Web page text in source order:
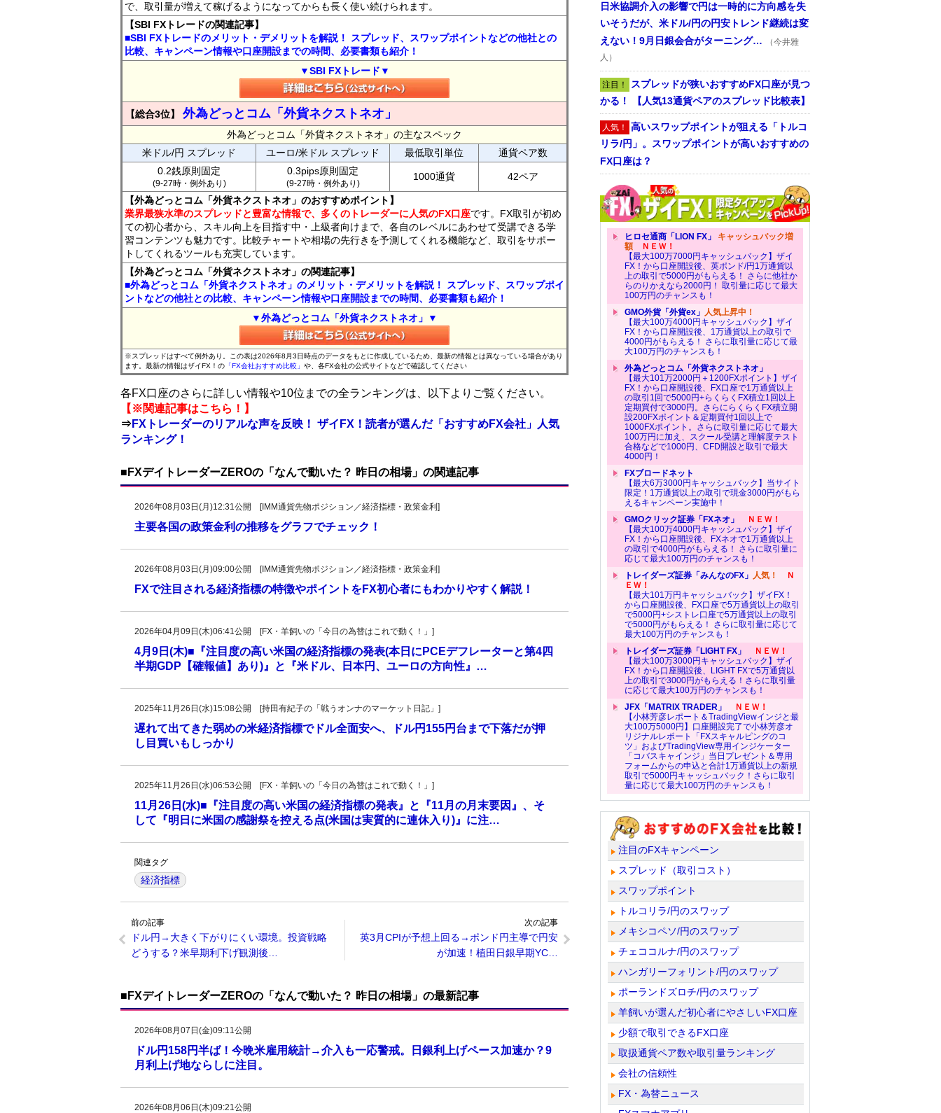
で、取引量が増えて稼げるようになってからも長く使い続けられます。
【SBI FXトレードの関連記事】
■SBI FXトレードのメリット・デメリットを解説！ スプレッド、スワップポイントなどの他社との
比較、キャンペーン情報や口座開設までの時間、必要書類も紹介！
▼SBI FXトレード▼
【総合3位】 外為どっとコム「外貨ネクストネオ」
外為どっとコム「外貨ネクストネオ」の主なスペック
米ドル/円 スプレッド
ユーロ/米ドル スプレッド 最低取引単位
通貨ペア数
0.2銭原則固定
(9-27時・例外あり)
0.3pips原則固定
(9-27時・例外あり)
1000通貨 42ペア
【外為どっとコム「外貨ネクストネオ」のおすすめポイント】
業界最狭水準のスプレッドと豊富な情報で、多くのトレーダーに人気のFX口座です。FX取引が初め
ての初心者から、スキル向上を目指す中・上級者向けまで、各自のレベルにあわせて受講できる学
習コンテンツも魅力です。比較チャートや相場の先行きを予測してくれる機能など、取引をサポー
トしてくれるツールも充実しています。
【外為どっとコム「外貨ネクストネオ」の関連記事】
■外為どっとコム「外貨ネクストネオ」のメリット・デメリットを解説！ スプレッド、スワップポイ
ントなどの他社との比較、キャンペーン情報や口座開設までの時間、必要書類も紹介！
▼外為どっとコム「外貨ネクストネオ」▼
※スプレッドはすべて例外あり。この表は2026年8月3日時点のデータをもとに作成しているため、最新の情報とは異なっている場合があり
ます。最新の情報はザイFX！の 「FX会社おすすめ比較」 や、各FX会社の公式サイトなどで確認してください
各FX口座のさらに詳しい情報や10位までの全ランキングは、以下よりご覧ください。
【※関連記事はこちら！】
⇒FXトレーダーのリアルな声を反映！ ザイFX！読者が選んだ「おすすめFX会社」人気
ランキング！
■FXデイトレーダーZEROの「なんで動いた？ 昨日の相場」の関連記事
2026年08月03日(月)12:31公開 [IMM通貨先物ポジション／経済指標・政策金利]
主要各国の政策金利の推移をグラフでチェック！
2026年08月03日(月)09:00公開 [IMM通貨先物ポジション／経済指標・政策金利]
FXで注目される経済指標の特徴やポイントをFX初心者にもわかりやすく解説！
2026年04月09日(木)06:41公開 [FX・羊飼いの「今日の為替はこれで動く！」]
4月9日(木)■『注目度の高い米国の経済指標の発表(本日にPCEデフレーターと第4四
半期GDP【確報値】あり)』と『米ドル、日本円、ユーロの方向性』…
2025年11月26日(水)15:08公開 [持田有紀子の「戦うオンナのマーケット日記」]
遅れて出てきた弱めの米経済指標でドル全面安へ、ドル円155円台まで下落だが押
し目買いもしっかり
2025年11月26日(水)06:53公開 [FX・羊飼いの「今日の為替はこれで動く！」]
11月26日(水)■『注目度の高い米国の経済指標の発表』と『11月の月末要因』、そ
して『明日に米国の感謝祭を控える点(米国は実質的に連休入り)』に注…
関連タグ
経済指標
前の記事
ドル円→大きく下がりにくい環境。投資戦略
どうする？米早期利下げ観測後…
次の記事
英3月CPIが予想上回る→ポンド円主導で円安
が加速！植田日銀早期YC…
■FXデイトレーダーZEROの「なんで動いた？ 昨日の相場」の最新記事
2026年08月07日(金)09:11公開
ドル円158円半ば！今晩米雇用統計→介入も一応警戒。日銀利上げペース加速か？9
月利上げ地ならしに注目。
2026年08月06日(木)09:21公開
日米協調介入の影響で円は一時的に方向感を失
いそうだが、米ドル/円の円安トレンド継続は変
えない！9月日銀会合がターニング…
（今井雅
人）
注目！ スプレッドが狭いおすすめFX口座が見つ
かる！ 【人気13通貨ペアのスプレッド比較表】
人気！ 高いスワップポイントが狙える「トルコ
リラ/円」。スワップポイントが高いおすすめの
FX口座は？
ヒロセ通商「LION FX」 キャッシュバック増
額ＮＥＷ！
【最大100万7000円キャッシュバック】ザイ
FX！から口座開設後、英ポンド/円1万通貨以
上の取引で5000円がもらえる！ さらに他社か
らのりかえなら2000円！ 取引量に応じて最大
100万円のチャンスも！
GMO外貨「外貨ex」 人気上昇中！
【最大100万4000円キャッシュバック】ザイ
FX！から口座開設後、1万通貨以上の取引で
4000円がもらえる！ さらに取引量に応じて最
大100万円のチャンスも！
外為どっとコム「外貨ネクストネオ」
【最大101万2000円＋1200FXポイント】ザイ
FX！から口座開設後、FX口座で1万通貨以上
の取引1回で5000円+らくらくFX積立1回以上
定期買付で3000円。さらにらくらくFX積立開
設200FXポイント＆定期買付1回以上で
1000FXポイント。さらに取引量に応じて最大
100万円に加え、スクール受講と理解度テスト
合格などで1000円、CFD開設と取引で最大
4000円！
FXブロードネット
【最大6万3000円キャッシュバック】当サイト
限定！1万通貨以上の取引で現金3000円がもら
えるキャンペーン実施中！
GMOクリック証券「FXネオ」
ＮＥＷ！
【最大100万4000円キャッシュバック】ザイ
FX！から口座開設後、FXネオで1万通貨以上
の取引で4000円がもらえる！ さらに取引量に
応じて最大100万円のチャンスも！
トレイダーズ証券「みんなのFX」 人気！
Ｎ
ＥＷ！
【最大101万円キャッシュバック】ザイFX！
から口座開設後、FX口座で5万通貨以上の取引
で5000円+シストレ口座で5万通貨以上の取引
で5000円がもらえる！ さらに取引量に応じて
最大100万円のチャンスも！
トレイダーズ証券「LIGHT FX」
ＮＥＷ！
【最大100万3000円キャッシュバック】ザイ
FX！から口座開設後、LIGHT FXで5万通貨以
上の取引で3000円がもらえる！さらに取引量
に応じて最大100万円のチャンスも！
JFX「MATRIX TRADER」
ＮＥＷ！
【小林芳彦レポート＆TradingViewインジと最
大100万5000円】口座開設完了で小林芳彦オ
リジナルレポート「FXスキャルピングのコ
ツ」およびTradingView専用インジケーター
「コバスキャインジ」当日プレゼント＆専用
フォームからの申込と合計1万通貨以上の新規
取引で5000円キャッシュバック！さらに取引
量に応じて最大100万円のチャンスも！
注目のFXキャンペーン
スプレッド（取引コスト）
スワップポイント
トルコリラ/円のスワップ
メキシコペソ/円のスワップ
チェココルナ/円のスワップ
ハンガリーフォリント/円のスワップ
ポーランドズロチ/円のスワップ
羊飼いが選んだ初心者にやさしいFX口座
少額で取引できるFX口座
取扱通貨ペア数や取引量ランキング
会社の信頼性
FX・為替ニュース